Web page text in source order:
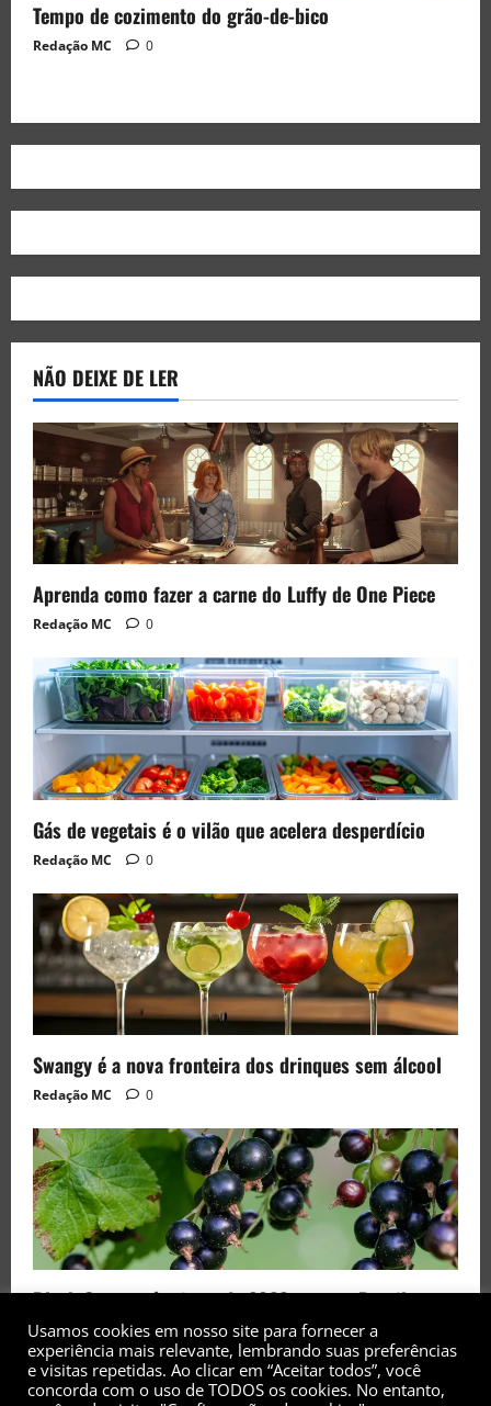
Tempo de cozimento do grão-de-bico
Redação MC 0
NÃO DEIXE DE LER
Aprenda como fazer a carne do Luffy de One Piece
Redação MC 0
Gás de vegetais é o vilão que acelera desperdício
Redação MC 0
Swangy é a nova fronteira dos drinques sem álcool
Redação MC 0
Black Currant é a fruta de 2026 rara no Brasil
Redação MC 0
Usamos cookies em nosso site para fornecer a
experiência mais relevante, lembrando suas preferências
e visitas repetidas. Ao clicar em “Aceitar todos”, você
concorda com o uso de TODOS os cookies. No entanto,